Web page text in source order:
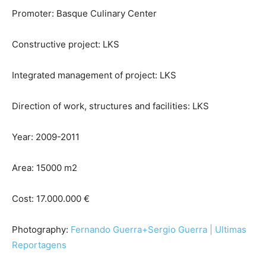
Promoter: Basque Culinary Center
Constructive project: LKS
Integrated management of project: LKS
Direction of work, structures and facilities: LKS
Year: 2009-2011
Area: 15000 m2
Cost: 17.000.000 €
Photography: Fernando Guerra+Sergio Guerra | Ultimas
Reportagens